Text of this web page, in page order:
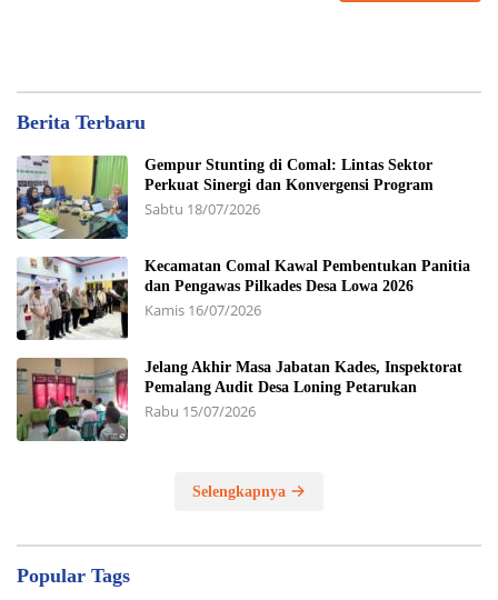
Berita Terbaru
Gempur Stunting di Comal: Lintas Sektor
Perkuat Sinergi dan Konvergensi Program
Sabtu 18/07/2026
Kecamatan Comal Kawal Pembentukan Panitia
dan Pengawas Pilkades Desa Lowa 2026
Kamis 16/07/2026
Jelang Akhir Masa Jabatan Kades, Inspektorat
Pemalang Audit Desa Loning Petarukan
Rabu 15/07/2026
Selengkapnya
Popular Tags